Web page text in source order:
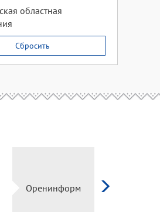
областная
Сбросить
Оренинформ